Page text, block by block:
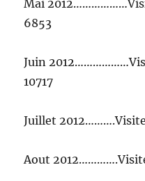
Mai
6853
Juin
10717
Juillet
Aout